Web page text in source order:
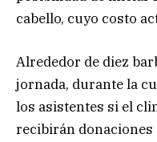
cabello, cuyo costo
Alrededor de diez
jornada, durante la
los asistentes si el
recibirán donaciones